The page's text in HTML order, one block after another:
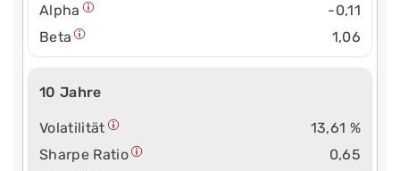
Alpha
-0,11
Beta
1,06
10 Jahre
Volatilität
13,61 %
Sharpe Ratio
0,65